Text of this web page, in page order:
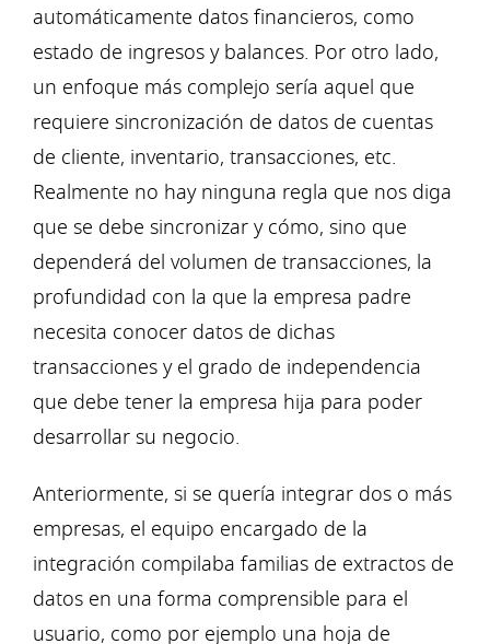
automáticamente datos financieros, como
estado de ingresos y balances. Por otro lado,
un enfoque más complejo sería aquel que
requiere sincronización de datos de cuentas
de cliente, inventario, transacciones, etc.
Realmente no hay ninguna regla que nos diga
que se debe sincronizar y cómo, sino que
dependerá del volumen de transacciones, la
profundidad con la que la empresa padre
necesita conocer datos de dichas
transacciones y el grado de independencia
que debe tener la empresa hija para poder
desarrollar su negocio.
Anteriormente, si se quería integrar dos o más
empresas, el equipo encargado de la
integración compilaba familias de extractos de
datos en una forma comprensible para el
usuario, como por ejemplo una hoja de